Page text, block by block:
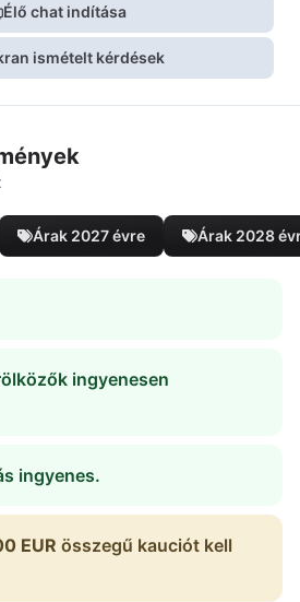
Élő chat indítása
ismételt kérdések
Árak 2027 évre Árak 2028
ingyenesen
ingyenes.
EUR összegű kauciót kell